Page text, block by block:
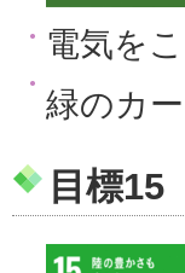
電気を
緑のカ
目標15